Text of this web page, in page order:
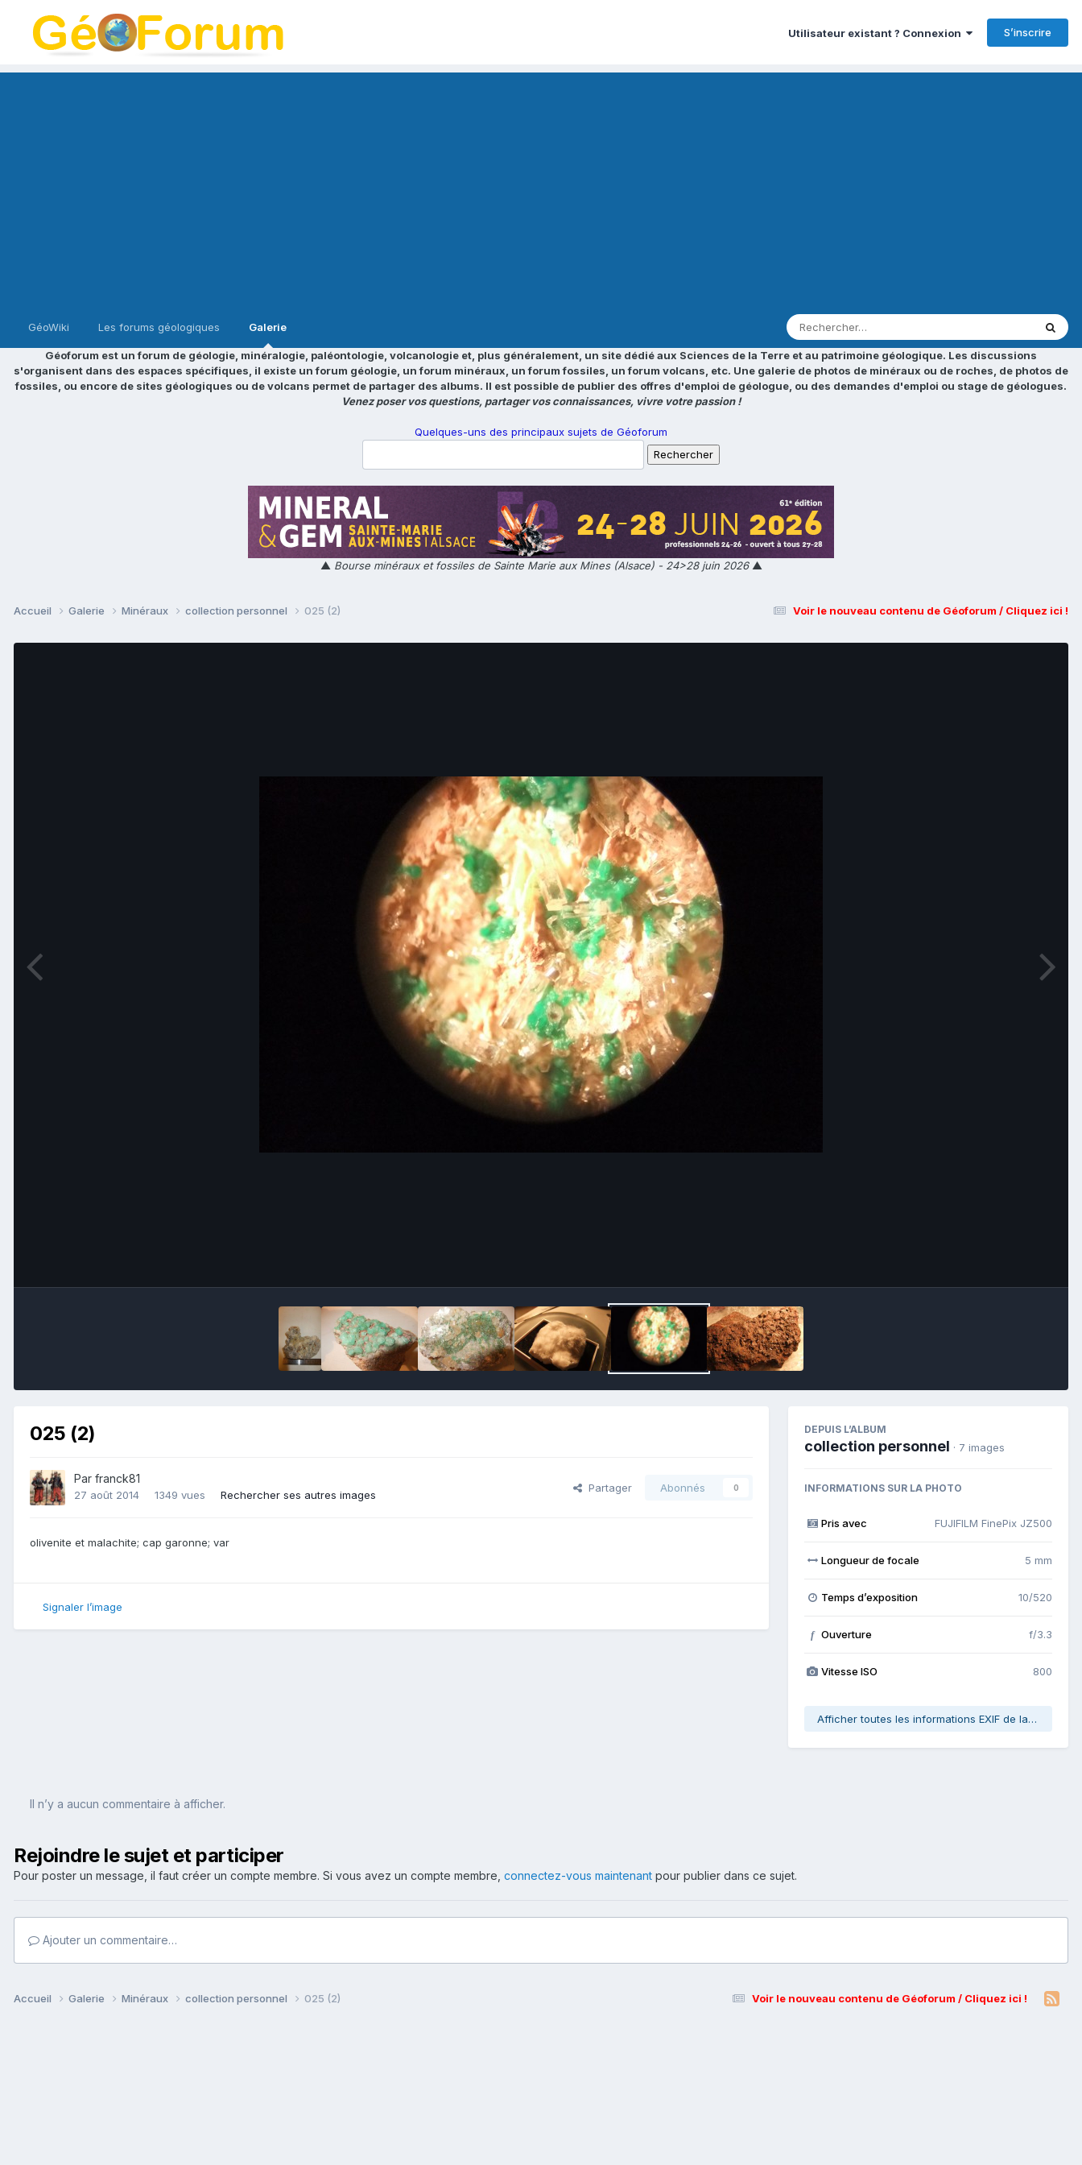
Utilisateur existant ? Connexion S’inscrire
GéoWiki Les forums géologiques Galerie
Géoforum est un forum de géologie, minéralogie, paléontologie, volcanologie et, plus généralement, un site dédié aux Sciences de la Terre et au patrimoine géologique. Les discussions
s'organisent dans des espaces spécifiques, il existe un forum géologie, un forum minéraux, un forum fossiles, un forum volcans, etc. Une galerie de photos de minéraux ou de roches, de photos de
fossiles, ou encore de sites géologiques ou de volcans permet de partager des albums. Il est possible de publier des offres d'emploi de géologue, ou des demandes d'emploi ou stage de géologues.
Venez poser vos questions, partager vos connaissances, vivre votre passion !
Quelques-uns des principaux sujets de Géoforum
▲ Bourse minéraux et fossiles de Sainte Marie aux Mines (Alsace) - 24>28 juin 2026▲
Voir le nouveau contenu de Géoforum / Cliquez ici !
Accueil Galerie Minéraux collection personnel 025 (2)
025 (2)
Par franck81
27 août 2014 1349 vues Rechercher ses autres images
Partager Abonnés 0
olivenite et malachite; cap garonne; var
Signaler l’image
DEPUIS L’ALBUM
collection personnel · 7 images
INFORMATIONS SUR LA PHOTO
Pris avec FUJIFILM FinePix JZ500
Longueur de focale 5 mm
Temps d’exposition 10/520
f Ouverture f/3.3
Vitesse ISO 800
Afficher toutes les informations EXIF de la photo
Il n’y a aucun commentaire à afficher.
Rejoindre le sujet et participer
Pour poster un message, il faut créer un compte membre. Si vous avez un compte membre, connectez-vous maintenant pour publier dans ce sujet.
Ajouter un commentaire…
Voir le nouveau contenu de Géoforum / Cliquez ici !
Accueil Galerie Minéraux collection personnel 025 (2)